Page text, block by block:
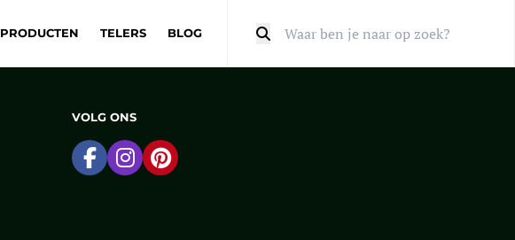
PRODUCTEN TELERS BLOG
VOLG ONS
Ga naar Facebook
Ga naar Instagram
Ga naar Pinterest